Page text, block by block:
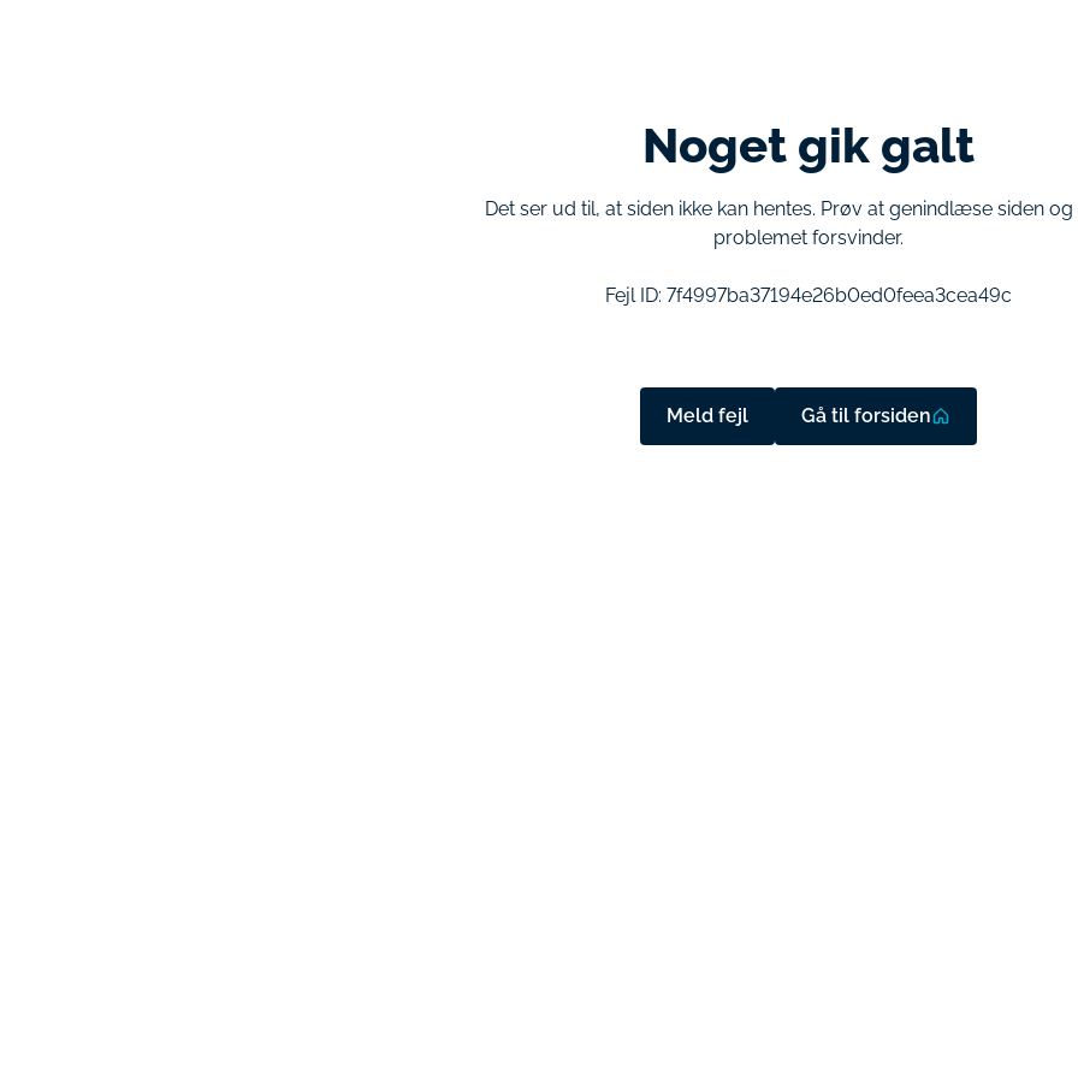
Noget gik galt
Det ser ud til, at siden ikke kan hentes. Prøv at genindlæse siden og
problemet forsvinder.
Fejl ID: 7f4997ba37194e26b0ed0feea3cea49c
Meld fejl Gå til forsiden